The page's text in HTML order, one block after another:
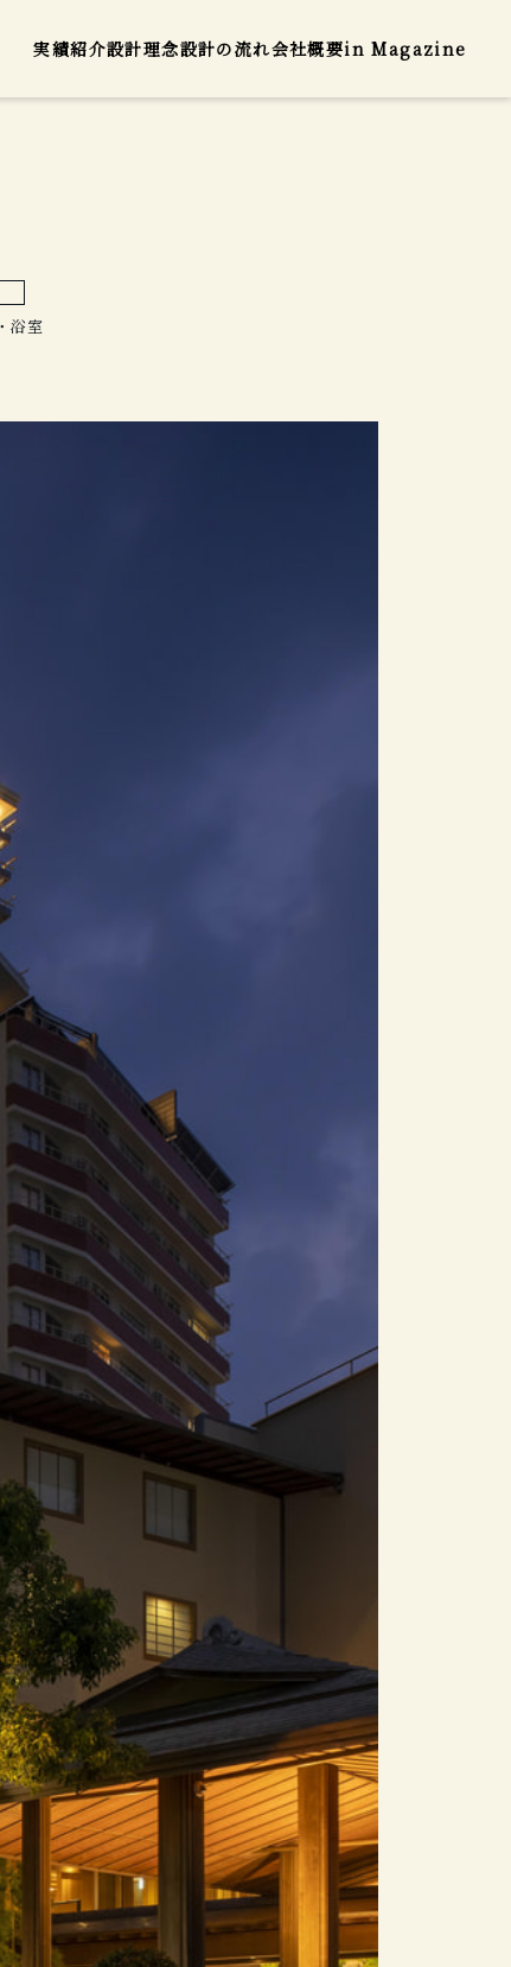
実績紹介設計理念設計の流れ会社概要in Magazine
浴室